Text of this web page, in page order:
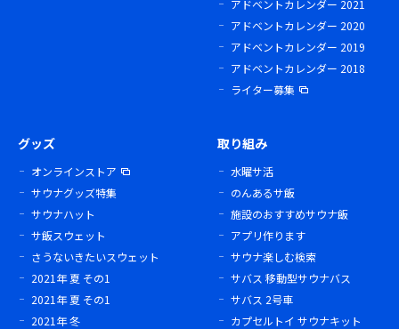
アドベントカレンダー 2021
アドベントカレンダー 2020
アドベントカレンダー 2019
アドベントカレンダー 2018
ライター募集
グッズ
オンラインストア
サウナグッズ特集
サウナハット
サ飯スウェット
さうないきたいスウェット
2021年 夏 その1
2021年 夏 その1
2021年 冬
取り組み
水曜サ活
のんあるサ飯
施設のおすすめサウナ飯
アプリ作ります
サウナ楽しむ検索
サバス 移動型サウナバス
サバス 2号車
カプセルトイ サウナキット